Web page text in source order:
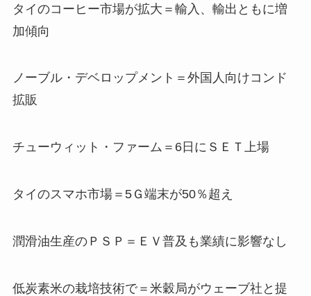
タイのコーヒー市場が拡大＝輸入、輸出ともに増
加傾向
ノーブル・デベロップメント＝外国人向けコンド
拡販
チューウィット・ファーム＝6日にＳＥＴ上場
タイのスマホ市場＝5Ｇ端末が50％超え
潤滑油生産のＰＳＰ＝ＥＶ普及も業績に影響なし
低炭素米の栽培技術で＝米穀局がウェーブ社と提